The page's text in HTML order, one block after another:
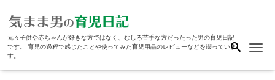
元々子供や赤ちゃんが好きな方ではなく、むしろ苦手な方だったった男の育児日記
です。 育児の過程で感じたことや使ってみた育児用品のレビューなどを綴っていま
す。